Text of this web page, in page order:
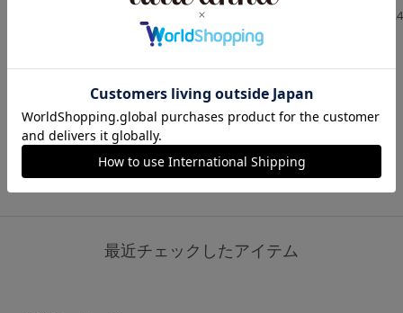
伝線しにくいストッキ
￥649 (税込)
（20件）
4.4
もっと見る
最近チェックしたアイテム